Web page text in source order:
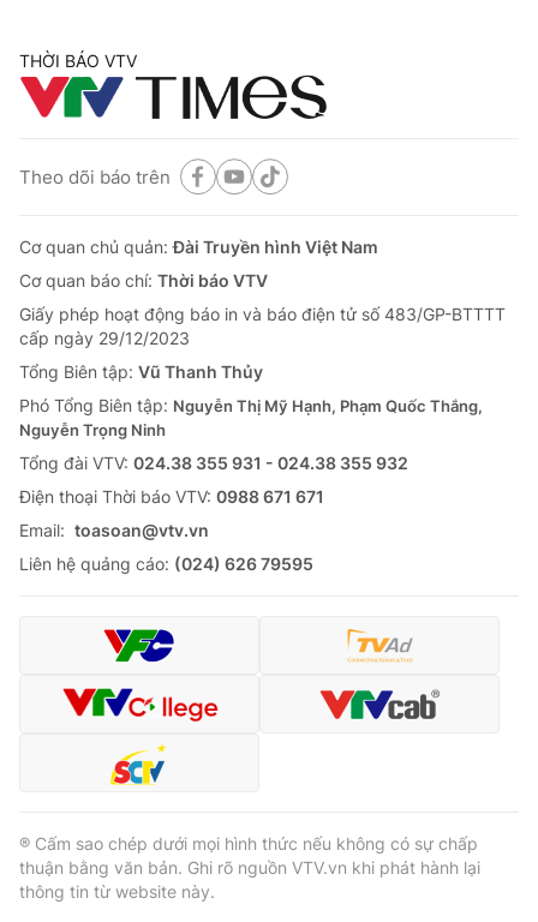
THỜI BÁO VTV
Theo dõi báo trên
Cơ quan chủ quản:Đài Truyền hình Việt Nam
Cơ quan báo chí: Thời báo VTV
Giấy phép hoạt động báo in và báo điện tử số 483/GP-BTTTT
cấp ngày 29/12/2023
Tổng Biên tập: Vũ Thanh Thủy
Phó Tổng Biên tập: Nguyễn Thị Mỹ Hạnh, Phạm Quốc Thắng,
Nguyễn Trọng Ninh
Tổng đài VTV: 024.38 355 931 - 024.38 355 932
Ðiện thoại Thời báo VTV: 0988 671 671
Email: toasoan@vtv.vn
Liên hệ quảng cáo: (024) 626 79595
® Cấm sao chép dưới mọi hình thức nếu không có sự chấp
thuận bằng văn bản. Ghi rõ nguồn VTV.vn khi phát hành lại
thông tin từ website này.